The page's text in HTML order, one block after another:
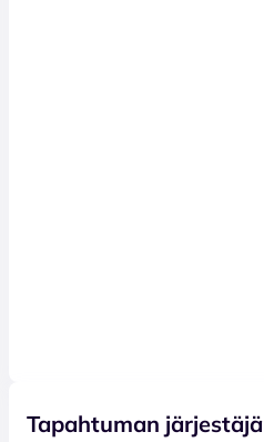
Tapahtuman järjestäjä